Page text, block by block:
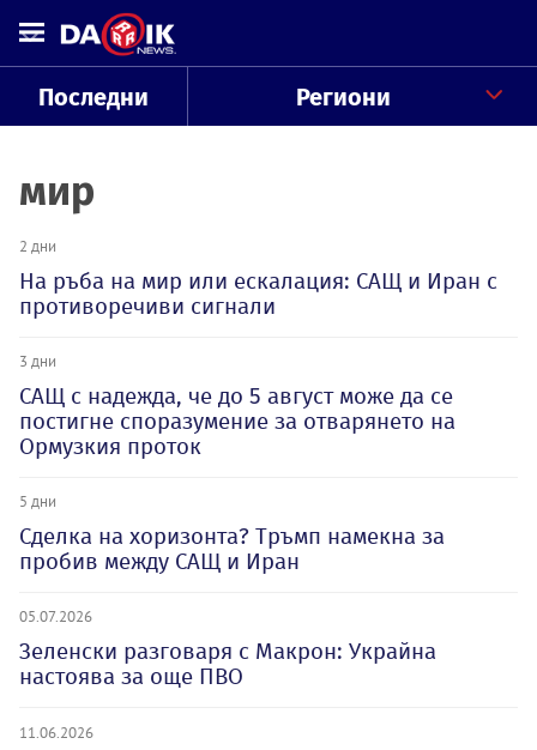
Последни Региони
мир
2 дни
На ръба на мир или ескалация: САЩ и Иран с
противоречиви сигнали
3 дни
САЩ с надежда, че до 5 август може да се
постигне споразумение за отварянето на
Ормузкия проток
5 дни
Сделка на хоризонта? Тръмп намекна за
пробив между САЩ и Иран
05.07.2026
Зеленски разговаря с Макрон: Украйна
настоява за още ПВО
11.06.2026